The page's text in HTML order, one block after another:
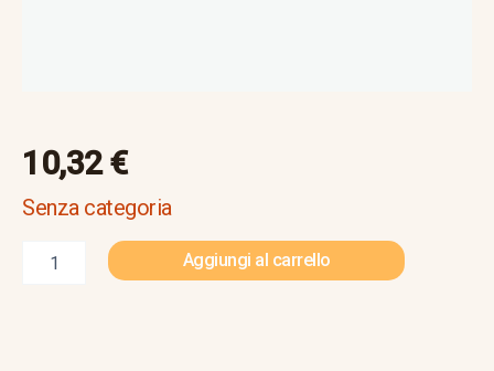
10,32€
Senza categoria
Aggiungi al carrello